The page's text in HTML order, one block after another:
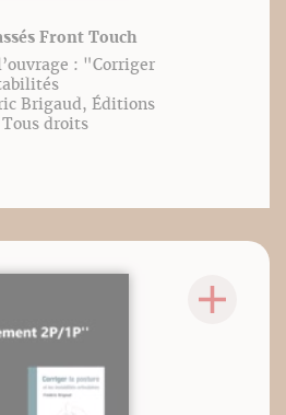
Front Touch
: "Corriger
Brigaud, Éditions
droits